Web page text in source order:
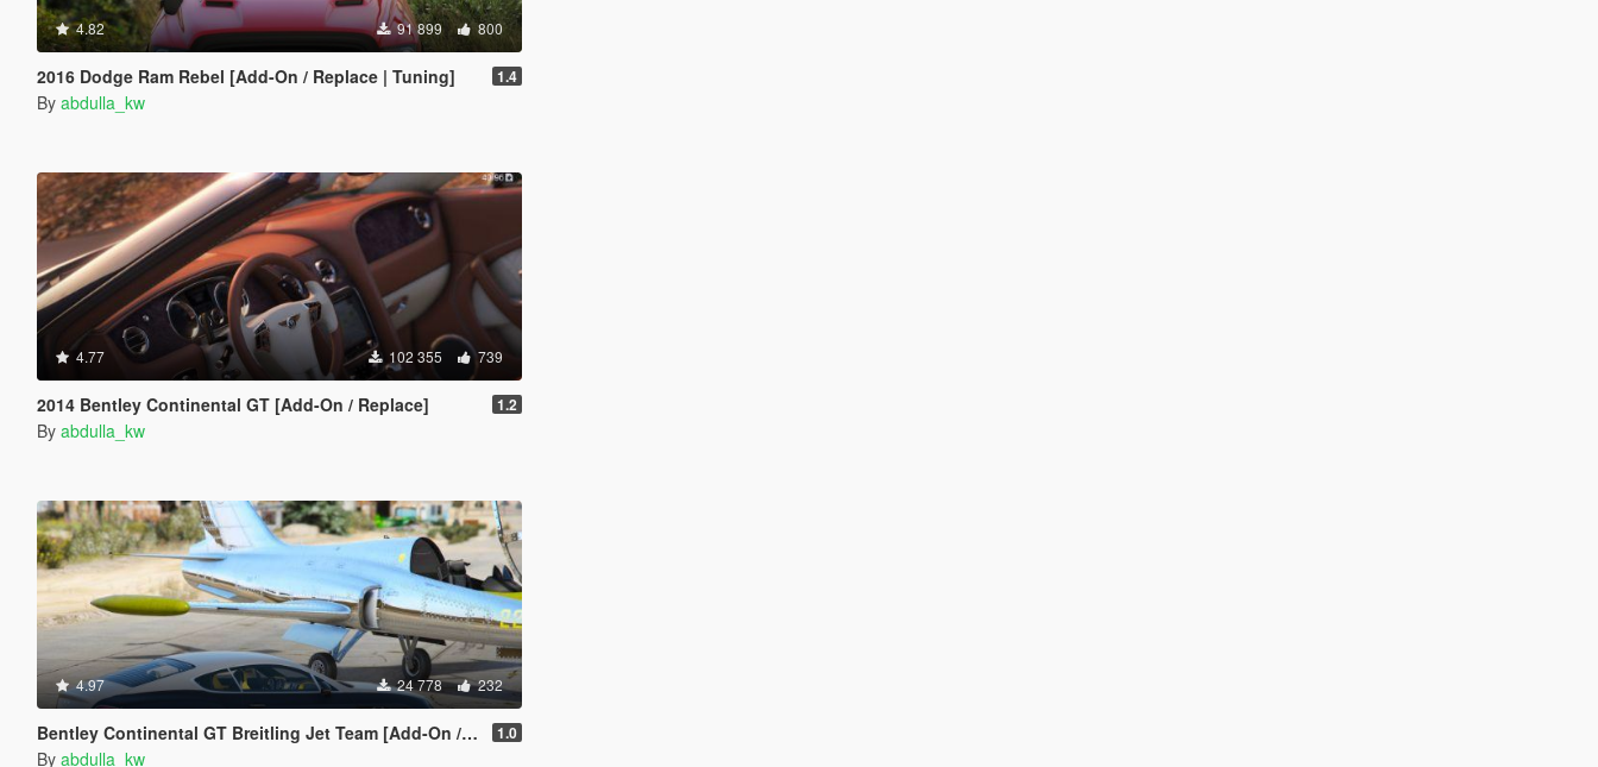
4.82 91 899 800
2016 Dodge Ram Rebel [Add-On / Replace | Tuning] 1.4
By abdulla_kw
4.77 102 355 739
2014 Bentley Continental GT [Add-On / Replace] 1.2
By abdulla_kw
4.97 24 778 232
Bentley Continental GT Breitling Jet Team [Add-On / Replace] 1.0
By abdulla_kw